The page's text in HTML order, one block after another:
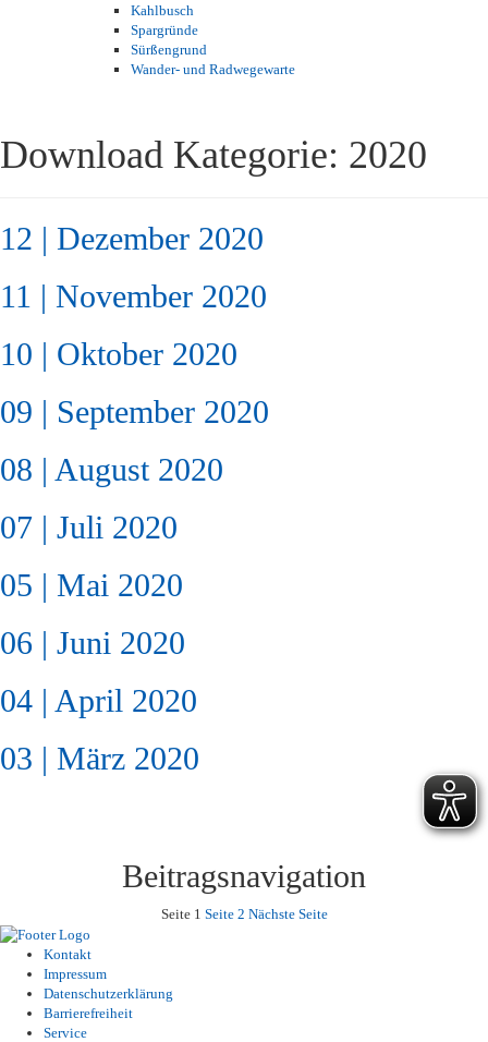
Kahlbusch
Spargründe
Sürßengrund
Wander- und Radwegewarte
Download Kategorie: 2020
12 | Dezember 2020
11 | November 2020
10 | Oktober 2020
09 | September 2020
08 | August 2020
07 | Juli 2020
05 | Mai 2020
06 | Juni 2020
04 | April 2020
03 | März 2020
Beitragsnavigation
Seite 1 Seite 2 Nächste Seite
Kontakt
Impressum
Datenschutzerklärung
Barrierefreiheit
Service